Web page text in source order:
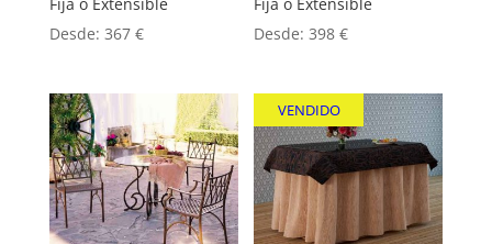
Desde: 367 €
Desde:398€
VENDIDO